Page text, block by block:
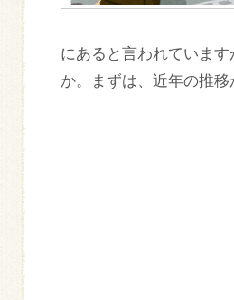
にあると言われていま
か。まずは、近年の推移